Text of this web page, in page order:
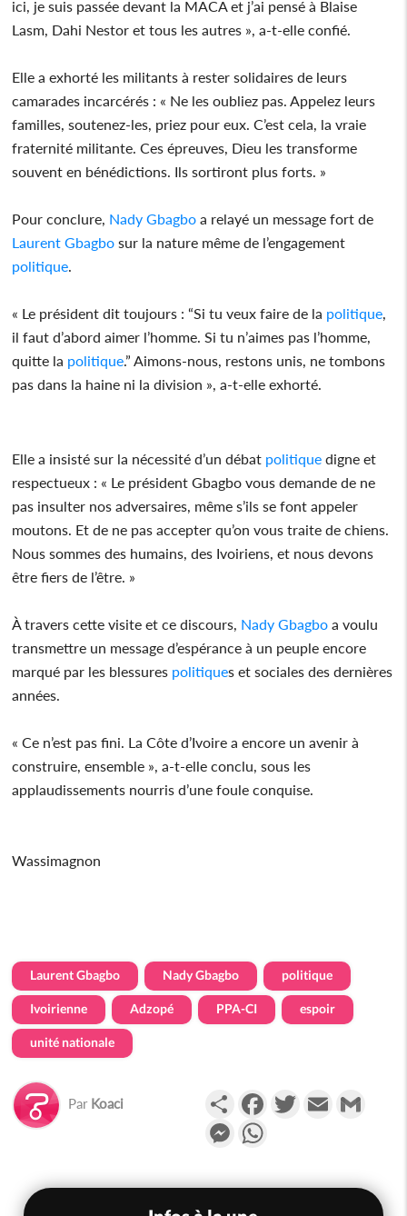
ici, je suis passée devant la MACA et j’ai pensé à Blaise
Lasm, Dahi Nestor et tous les autres », a-t-elle confié.
Elle a exhorté les militants à rester solidaires de leurs
camarades incarcérés : « Ne les oubliez pas. Appelez leurs
familles, soutenez-les, priez pour eux. C’est cela, la vraie
fraternité militante. Ces épreuves, Dieu les transforme
souvent en bénédictions. Ils sortiront plus forts. »
Pour conclure, Nady Gbagbo a relayé un message fort de
Laurent Gbagbo sur la nature même de l’engagement
politique.
« Le président dit toujours : “Si tu veux faire de la politique,
il faut d’abord aimer l’homme. Si tu n’aimes pas l’homme,
quitte la politique.” Aimons-nous, restons unis, ne tombons
pas dans la haine ni la division », a-t-elle exhorté.
Elle a insisté sur la nécessité d’un débat politique digne et
respectueux : « Le président Gbagbo vous demande de ne
pas insulter nos adversaires, même s’ils se font appeler
moutons. Et de ne pas accepter qu’on vous traite de chiens.
Nous sommes des humains, des Ivoiriens, et nous devons
être fiers de l’être. »
À travers cette visite et ce discours, Nady Gbagbo a voulu
transmettre un message d’espérance à un peuple encore
marqué par les blessures politiques et sociales des dernières
années.
« Ce n’est pas fini. La Côte d’Ivoire a encore un avenir à
construire, ensemble », a-t-elle conclu, sous les
applaudissements nourris d’une foule conquise.
Wassimagnon
Laurent Gbagbo Nady Gbagbo politique
Ivoirienne Adzopé PPA-CI espoir
unité nationale
Par Koaci PartagerFacebookTwitterEmail
Messenger